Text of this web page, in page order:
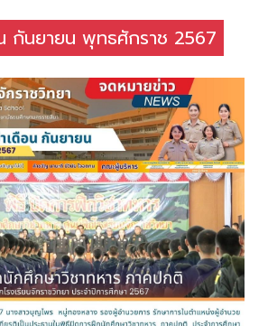
กันยายน พุทธศักราช 2567